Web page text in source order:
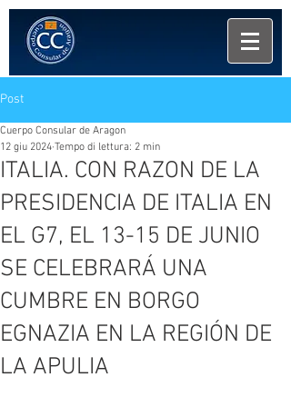
Post
ITALIA. CON RAZON DE LA
PRESIDENCIA DE ITALIA EN
EL G7, EL 13-15 DE JUNIO
SE CELEBRARÁ UNA
CUMBRE EN BORGO
EGNAZIA EN LA REGIÓN DE
LA APULIA
Cuerpo Consular de Aragon
12 giu 2024 Tempo di lettura: 2 min